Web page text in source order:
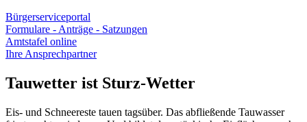
Bürgerserviceportal
Formulare - Anträge - Satzungen
Amtstafel online
Ihre Ansprechpartner
Tauwetter ist Sturz-Wetter
Eis- und Schneereste tauen tagsüber. Das abfließende Tauwasser